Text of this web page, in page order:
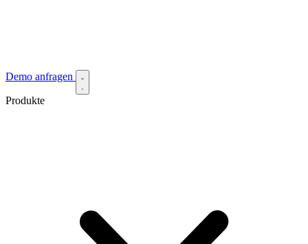
Demo anfragen
Produkte